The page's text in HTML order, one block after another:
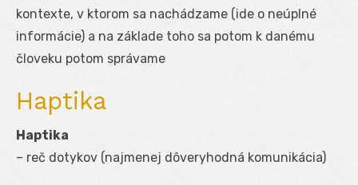
kontexte, v ktorom sa nachádzame (ide o neúplné
informácie) a na základe toho sa potom k danému
človeku potom správame
Haptika
Haptika
– reč dotykov (najmenej dôveryhodná komunikácia)